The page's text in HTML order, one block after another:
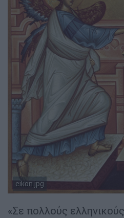
eikon.jpg
«Σε πολλούς